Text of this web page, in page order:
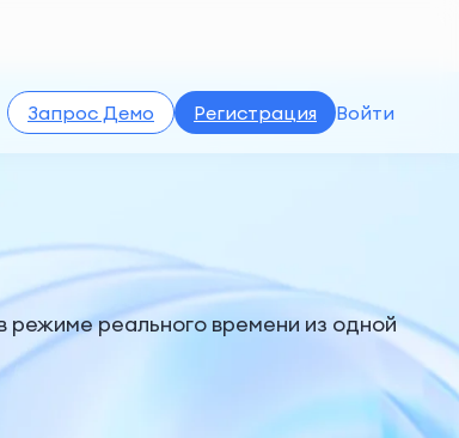
Запрос Демо Регистрация Войти
режиме реального времени из одной